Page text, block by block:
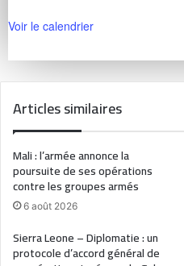
Voir le calendrier
Articles similaires
Mali : l’armée annonce la
poursuite de ses opérations
contre les groupes armés
6 août 2026
Sierra Leone – Diplomatie : un
protocole d’accord général de